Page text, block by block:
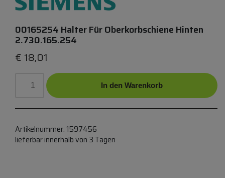
00165254 Halter Für Oberkorbschiene Hinten
2.730.165.254
€ 18,01
In den Warenkorb
Artikelnummer: 1597456
lieferbar innerhalb von 3 Tagen